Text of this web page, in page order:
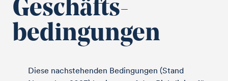
Geschäfts­
bedingungen
Diese nachstehenden Bedingungen (Stand